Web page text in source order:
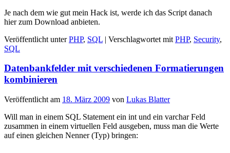
Je nach dem wie gut mein Hack ist, werde ich das Script danach
hier zum Download anbieten.
Veröffentlicht unter PHP, SQL | Verschlagwortet mit PHP, Security,
SQL
Datenbankfelder mit verschiedenen Formatierungen
kombinieren
Veröffentlicht am 18. März 2009 von Lukas Blatter
Will man in einem SQL Statement ein int und ein varchar Feld
zusammen in einem virtuellen Feld ausgeben, muss man die Werte
auf einen gleichen Nenner (Typ) bringen: